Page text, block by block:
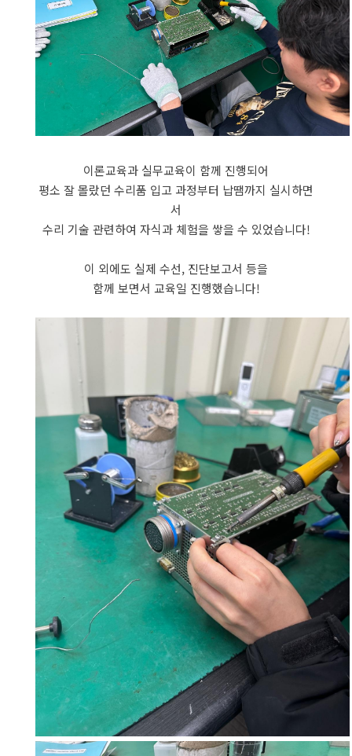
이론교육과 실무교육이 함께 진행되어
평소 잘 몰랐던 수리품 입고 과정부터 납땜까지 실시하면
서
수리 기술 관련하여 자식과 체험을 쌓을 수 있었습니다!
이 외에도 실제 수선, 진단보고서 등을
함께 보면서 교육일 진행했습니다!